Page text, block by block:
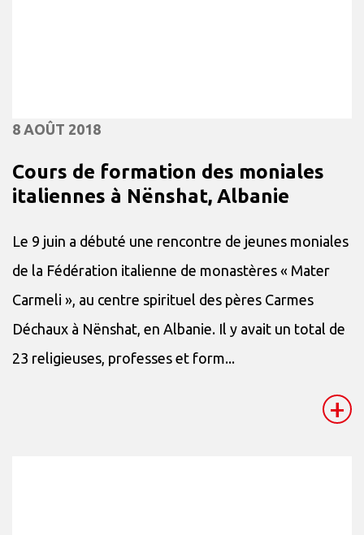
8 AOÛT 2018
Cours de formation des moniales
italiennes à Nënshat, Albanie
Le 9 juin a débuté une rencontre de jeunes moniales
de la Fédération italienne de monastères « Mater
Carmeli », au centre spirituel des pères Carmes
Déchaux à Nënshat, en Albanie. Il y avait un total de
23 religieuses, professes et form...
+